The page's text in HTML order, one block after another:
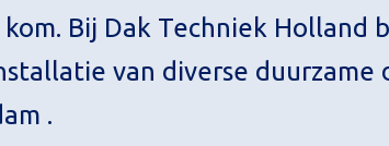
Bij Dak Techniek Holland
van diverse duurzame
.